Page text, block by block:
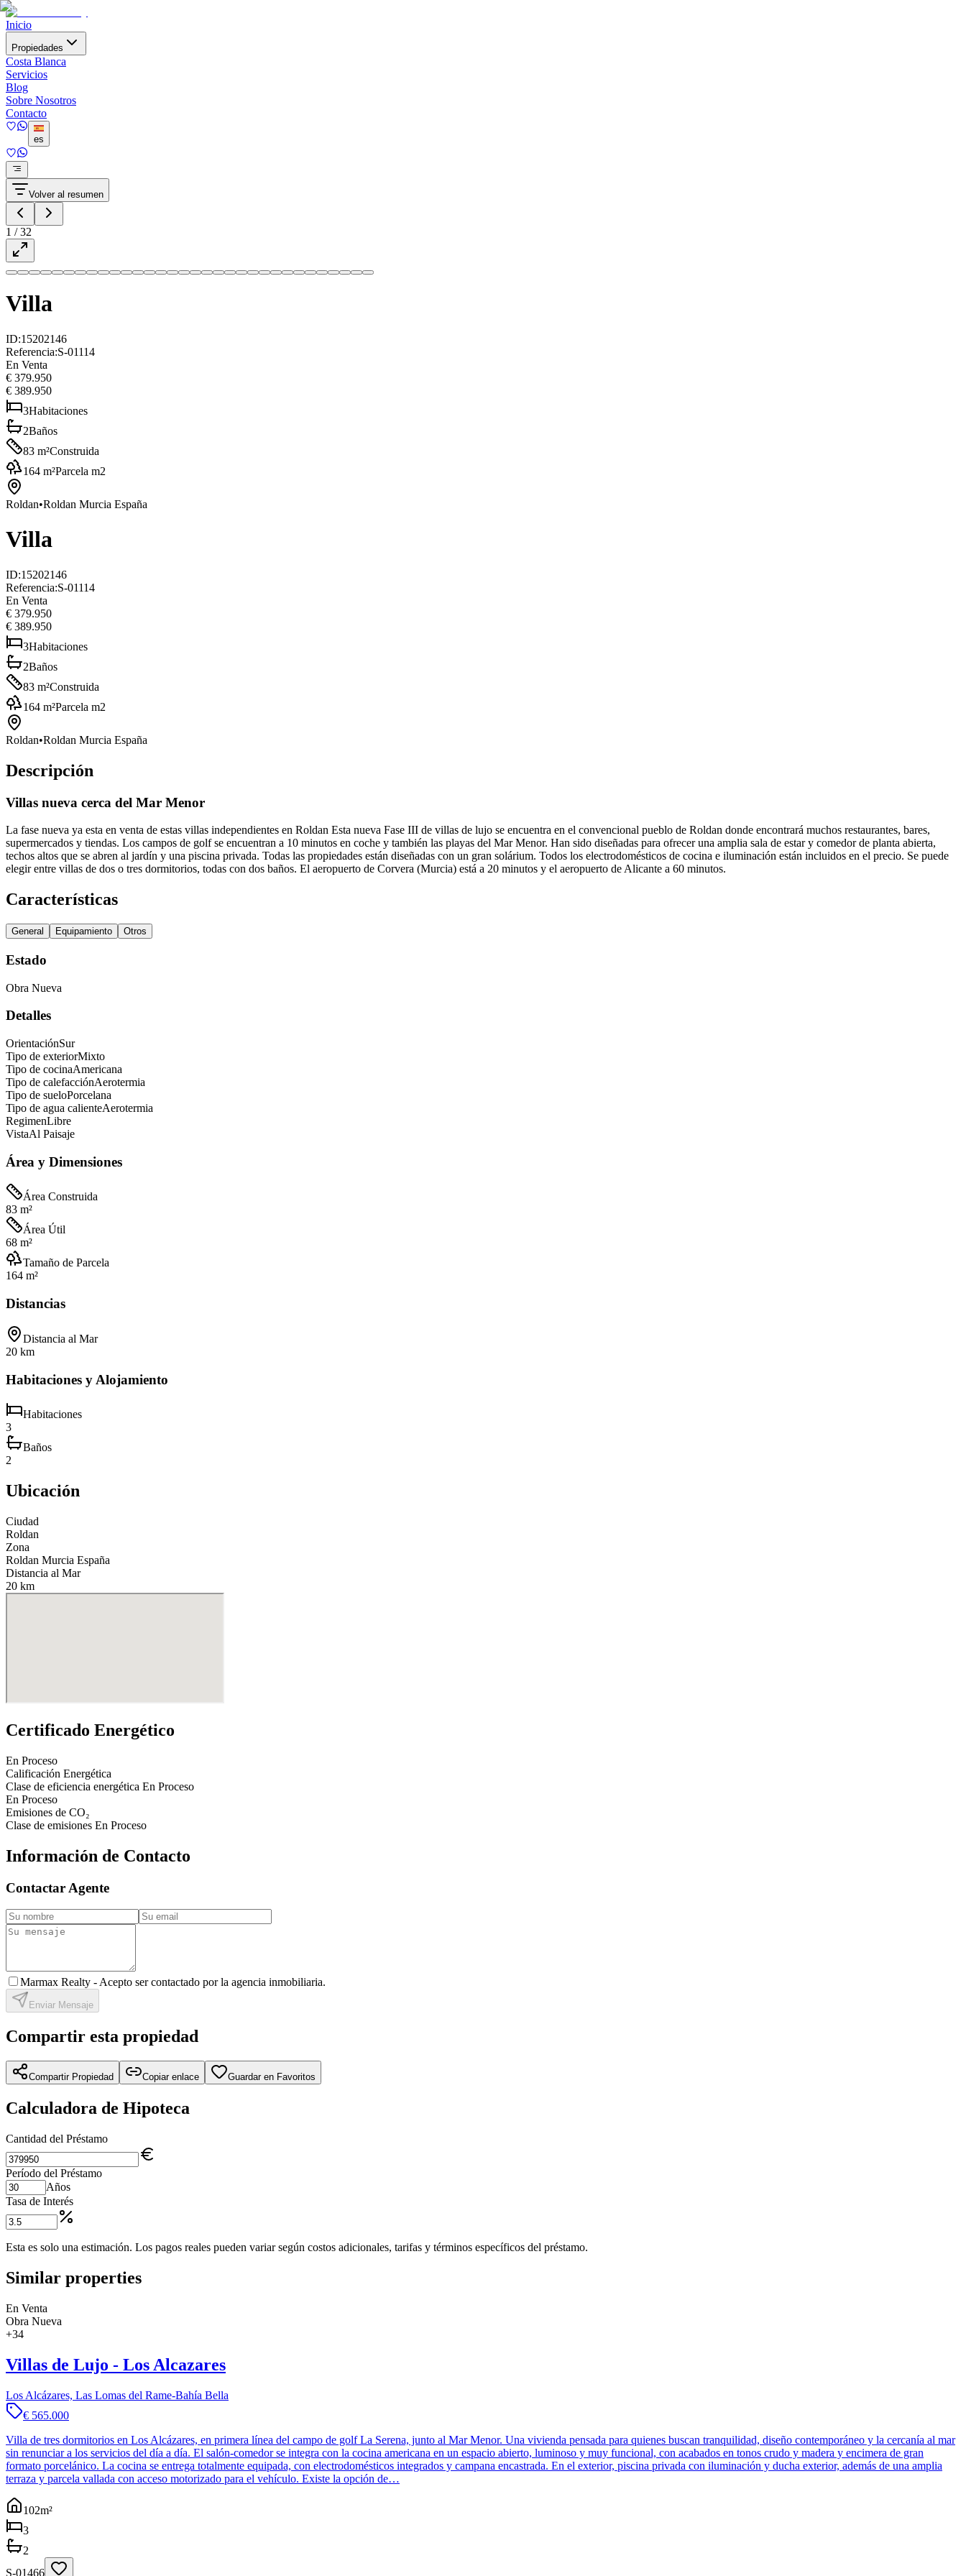
Inicio
Propiedades
Costa Blanca
Servicios
Blog
Sobre Nosotros
Contacto
es
Volver al resumen
1 /32
Villa
ID:15202146
Referencia:S-01114
En Venta
€ 379.950
€ 389.950
3Habitaciones
2Baños
83 m²Construida
164 m²Parcela m2
Roldan•Roldan Murcia España
Villa
ID:15202146
Referencia:S-01114
En Venta
€ 379.950
€ 389.950
3Habitaciones
2Baños
83 m²Construida
164 m²Parcela m2
Roldan•Roldan Murcia España
Descripción
Villas nueva cerca del Mar Menor
La fase nueva ya esta en venta de estas villas independientes en Roldan Esta nueva Fase III de villas de lujo se encuentra en el convencional pueblo de Roldan donde encontrará muchos restaurantes, bares,
supermercados y tiendas. Los campos de golf se encuentran a 10 minutos en coche y también las playas del Mar Menor. Han sido diseñadas para ofrecer una amplia sala de estar y comedor de planta abierta,
techos altos que se abren al jardín y una piscina privada. Todas las propiedades están diseñadas con un gran solárium. Todos los electrodomésticos de cocina e iluminación están incluidos en el precio. Se puede
elegir entre villas de dos o tres dormitorios, todas con dos baños. El aeropuerto de Corvera (Murcia) está a 20 minutos y el aeropuerto de Alicante a 60 minutos.
Características
General Equipamiento Otros
Estado
Obra Nueva
Detalles
OrientaciónSur
Tipo de exteriorMixto
Tipo de cocinaAmericana
Tipo de calefacciónAerotermia
Tipo de sueloPorcelana
Tipo de agua calienteAerotermia
RegimenLibre
VistaAl Paisaje
Área y Dimensiones
Área Construida
83 m²
Área Útil
68 m²
Tamaño de Parcela
164 m²
Distancias
Distancia al Mar
20 km
Habitaciones y Alojamiento
Habitaciones
3
Baños
2
Ubicación
Ciudad
Roldan
Zona
Roldan Murcia España
Distancia al Mar
20 km
Certificado Energético
En Proceso
Calificación Energética
Clase de eficiencia energética En Proceso
En Proceso
Emisiones de CO₂
Clase de emisiones En Proceso
Información de Contacto
Contactar Agente
Marmax Realty -Acepto ser contactado por la agencia inmobiliaria.
Enviar Mensaje
Compartir esta propiedad
Compartir Propiedad Copiar enlace Guardar en Favoritos
Calculadora de Hipoteca
Cantidad del Préstamo
Período del Préstamo
Años
Tasa de Interés
Esta es solo una estimación. Los pagos reales pueden variar según costos adicionales, tarifas y términos específicos del préstamo.
Similar properties
En Venta
Obra Nueva
+34
Villas de Lujo - Los Alcazares
Los Alcázares, Las Lomas del Rame-Bahía Bella
€ 565.000
Villa de tres dormitorios en Los Alcázares, en primera línea del campo de golf La Serena, junto al Mar Menor. Una vivienda pensada para quienes buscan tranquilidad, diseño contemporáneo y la cercanía al mar
sin renunciar a los servicios del día a día. El salón-comedor se integra con la cocina americana en un espacio abierto, luminoso y muy funcional, con acabados en tonos crudo y madera y encimera de gran
formato porcelánico. La cocina se entrega totalmente equipada, con electrodomésticos integrados y campana encastrada. En el exterior, piscina privada con iluminación y ducha exterior, además de una amplia
terraza y parcela vallada con acceso motorizado para el vehículo. Existe la opción de…
102m²
3
2
S-01466